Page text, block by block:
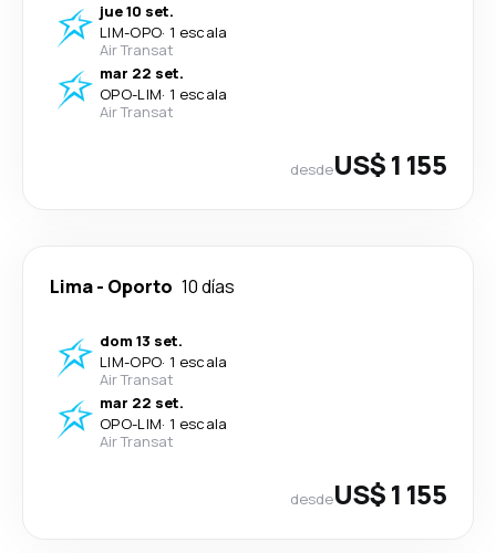
jue 10 set.
LIM-OPO· 1 escala
Air Transat
mar 22 set.
OPO-LIM· 1 escala
Air Transat
desdeUS$ 1 155
Lima- Oporto 10 días
dom 13 set.
LIM-OPO· 1 escala
Air Transat
mar 22 set.
OPO-LIM· 1 escala
Air Transat
desdeUS$ 1 155